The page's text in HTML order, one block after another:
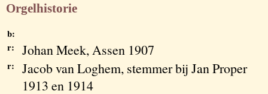
Orgelhistorie
b:
r:
Johan Meek, Assen 1907
r:
Jacob van Loghem, stemmer bij Jan Proper
1913 en 1914